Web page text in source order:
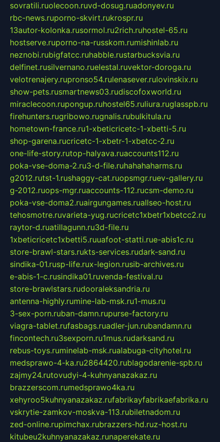
sovratili.ruolecoon.ruvd-dosug.ruadonyev.ru
rbc-news.ruporno-skvirt.rukrospr.ru
13autor-kolonka.rusormol.ru2rich.ruhostel-65.ru
hostserve.ruporno-na-russkom.rumishinlab.ru
neznobi.rubigfatcc.ruhabble.rustarbucksvia.ru
delfinet.rusilvernano.ruelestal.ruvektor-doroga.ru
velotrenajery.rupronso54.rulenasever.rulovinskix.ru
show-pets.rusmartnews03.rudiscofoxworld.ru
miraclecoon.rupongup.ruhostel65.ruliura.ruglasspb.ru
firehunters.rugribowo.rugnalis.rubulkitula.ru
hometown-france.ru1-xbeticricetc-1-xbetti-5.ru
shop-garena.rucricetc-1-xbetr-1-xbetcc-2.ru
one-life-story.rutop-halyava.ruaccounts112.ru
poka-vse-doma-2.ru3-d-file.ruhahahaharms.ru
g2012.rutst-1.rushaggy-cat.ruopsmgr.ruev-gallery.ru
g-2012.ruops-mgr.ruaccounts-112.rucsm-demo.ru
poka-vse-doma2.ruairgungames.ruallseo-host.ru
tehosmotre.ruvarieta-yug.rucricetc1xbetr1xbetcc2.ru
raytor-d.ruatillagunn.ru3d-file.ru
1xbeticricetc1xbetti5.ruuafoot-statti.rue-abis1c.ru
store-brawl-stars.rukts-services.rudark-sand.ru
sindika-01.rusp-life.rux-legion.rusib-archives.ru
e-abis-1-c.rusindika01.ruvenda-festival.ru
store-brawlstars.rudooraleksandria.ru
antenna-highly.rumine-lab-msk.ru1-mus.ru
3-sex-porn.ruban-damn.rupurse-factory.ru
viagra-tablet.rufasbags.ruadler-jun.rubandamn.ru
fincontech.ru3sexporn.ru1mus.rudarksand.ru
rebus-toys.ruminelab-msk.rualabuga-cityhotel.ru
medsprawo-4-ka.ru2864420.rublagodarenie-spb.ru
zajmy24.rutovudyi-4-kuhnyanazakaz.ru
brazzerscom.rumedsprawo4ka.ru
xehyroo5kuhnyanazakaz.rufabrikayfabrikaefabrika.ru
vskrytie-zamkov-moskva-113.rubiletnadom.ru
zed-online.rupimchax.rubrazzers-hd.ruz-host.ru
kitubeu2kuhnyanazakaz.runaperekate.ru